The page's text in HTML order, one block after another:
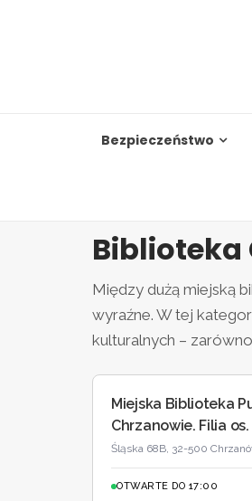
Bezpieczeństwo
Biblioteka
Między dużą miejską
wyraźne. W tej
kulturalnych –
Miejska Biblioteka
Chrzanowie. Filia os.
Śląska 68B, 32-500
OTWARTE DO 17:00